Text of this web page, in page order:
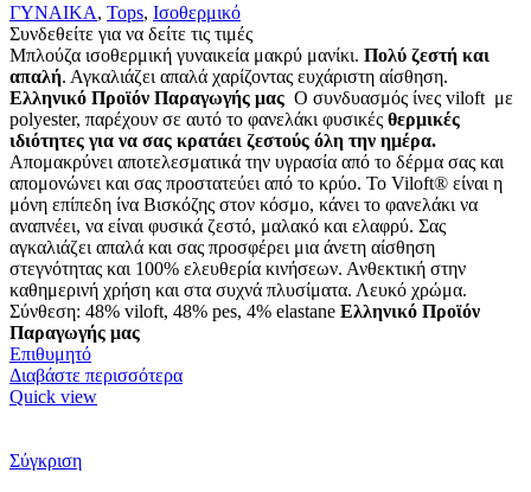
ΓΥΝΑΙΚΑ, Tops, Ισοθερμικό
Συνδεθείτε για να δείτε τις τιμές
Μπλούζα ισοθερμική γυναικεία μακρύ μανίκι. Πολύ ζεστή και
απαλή. Αγκαλιάζει απαλά χαρίζοντας ευχάριστη αίσθηση.
Ελληνικό Προϊόν Παραγωγής μας Ο συνδυασμός ίνες viloft με
polyester, παρέχουν σε αυτό το φανελάκι φυσικές θερμικές
ιδιότητες για να σας κρατάει ζεστούς όλη την ημέρα.
Απομακρύνει αποτελεσματικά την υγρασία από το δέρμα σας και
απομονώνει και σας προστατεύει από το κρύο. Το Viloft® είναι η
μόνη επίπεδη ίνα Βισκόζης στον κόσμο, κάνει το φανελάκι να
αναπνέει, να είναι φυσικά ζεστό, μαλακό και ελαφρύ. Σας
αγκαλιάζει απαλά και σας προσφέρει μια άνετη αίσθηση
στεγνότητας και 100% ελευθερία κινήσεων. Ανθεκτική στην
καθημερινή χρήση και στα συχνά πλυσίματα. Λευκό χρώμα.
Σύνθεση: 48% viloft, 48% pes, 4% elastane Ελληνικό Προϊόν
Παραγωγής μας
Επιθυμητό
Διαβάστε περισσότερα
Quick view
Σύγκριση